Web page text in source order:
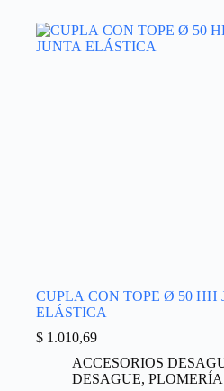
CUPLA CON TOPE Ø 50 HH
ELÁSTICA
$ 1.010,69
ACCESORIOS
DESAGUE, PLOMERÍA